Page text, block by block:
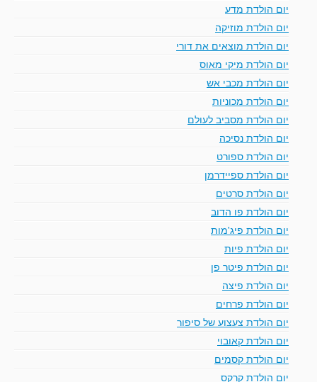
יום הולדת מדע
יום הולדת מוזיקה
יום הולדת מוצאים את דורי
יום הולדת מיקי מאוס
יום הולדת מכבי אש
יום הולדת מכוניות
יום הולדת מסביב לעולם
יום הולדת נסיכה
יום הולדת ספורט
יום הולדת ספיידרמן
יום הולדת סרטים
יום הולדת פו הדוב
יום הולדת פיג'מות
יום הולדת פיות
יום הולדת פיטר פן
יום הולדת פיצה
יום הולדת פרחים
יום הולדת צעצוע של סיפור
יום הולדת קאובוי
יום הולדת קסמים
יום הולדת קרקס